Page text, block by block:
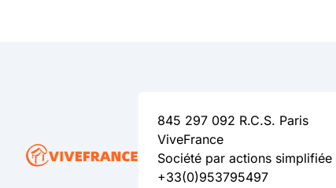
845 297 092 R.C.S. Paris
ViveFrance
Société par actions simplifiée
+33(0)953795497